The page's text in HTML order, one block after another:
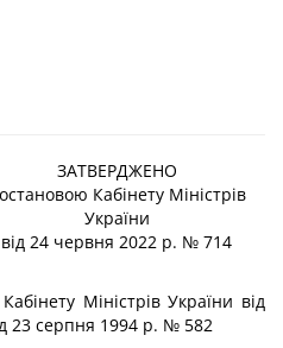
ЗАТВЕРДЖЕНО
Кабінету Міністрів
України
від 24 червня 2022 р. № 714
Міністрів України від
23 серпня 1994 р. № 582